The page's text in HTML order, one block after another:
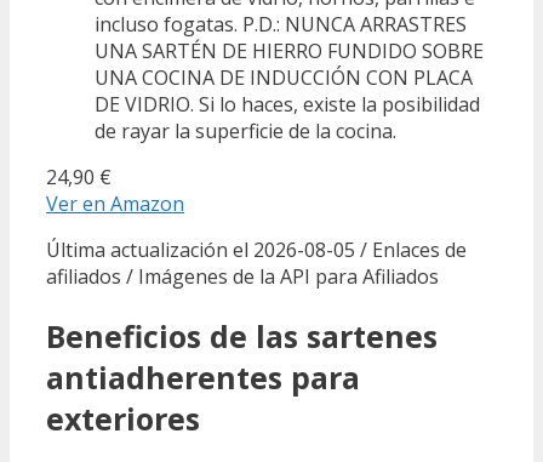
incluso fogatas. P.D.: NUNCA ARRASTRES
UNA SARTÉN DE HIERRO FUNDIDO SOBRE
UNA COCINA DE INDUCCIÓN CON PLACA
DE VIDRIO. Si lo haces, existe la posibilidad
de rayar la superficie de la cocina.
24,90 €
Ver en Amazon
Última actualización el 2026-08-05 / Enlaces de
afiliados / Imágenes de la API para Afiliados
Beneficios de las sartenes
antiadherentes para
exteriores